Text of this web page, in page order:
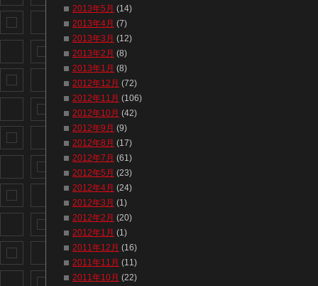
2013年5月 (14)
2013年4月 (7)
2013年3月 (12)
2013年2月 (8)
2013年1月 (8)
2012年12月 (72)
2012年11月 (106)
2012年10月 (42)
2012年9月 (9)
2012年8月 (17)
2012年7月 (61)
2012年5月 (23)
2012年4月 (24)
2012年3月 (1)
2012年2月 (20)
2012年1月 (1)
2011年12月 (16)
2011年11月 (11)
2011年10月 (22)